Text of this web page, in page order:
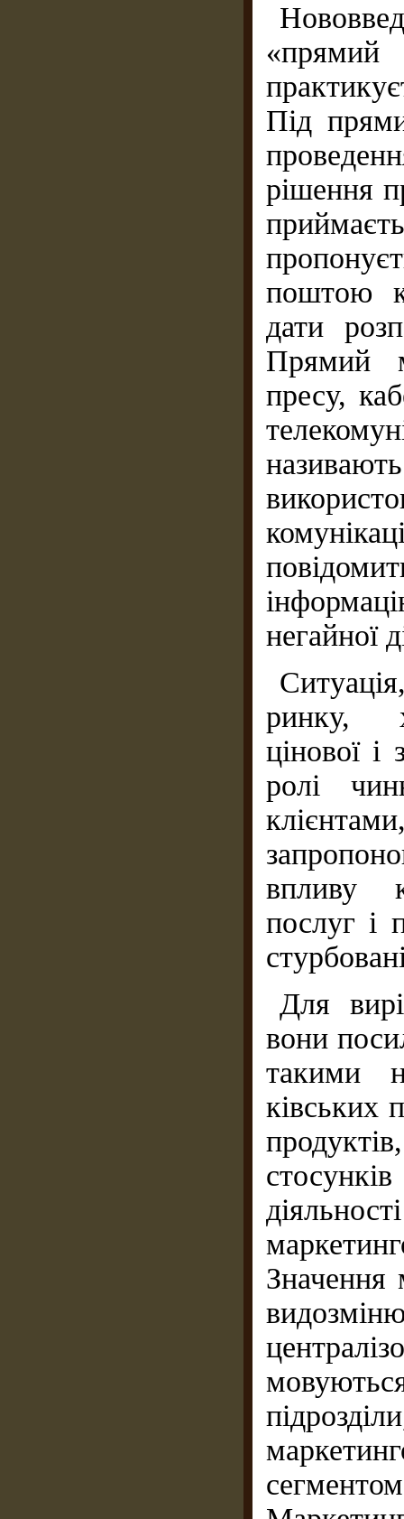
Під
рішення
поштою
дати
Прямий
пресу,
негайної
ринку,
цінової і
ролі
впливу
послуг і
Для
вони
такими
ківських
Значення